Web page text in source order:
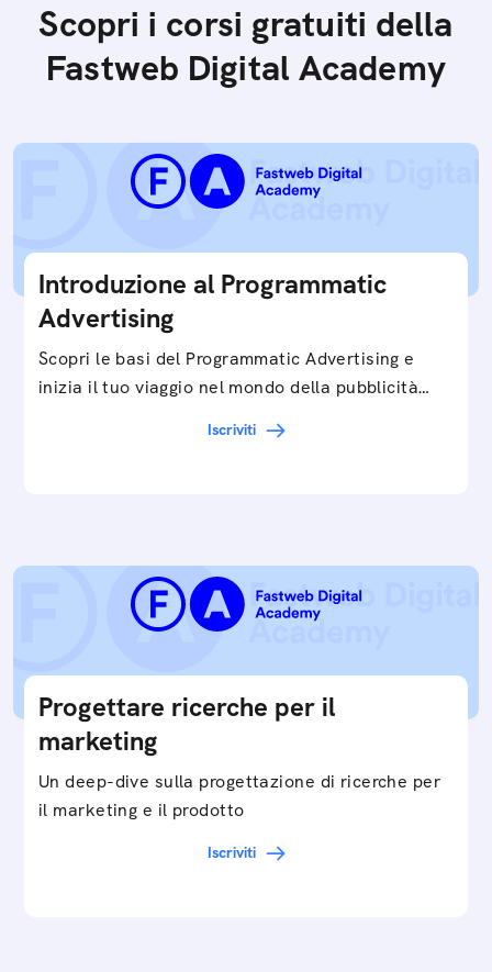
Scopri i corsi gratuiti della
Fastweb Digital Academy
Introduzione al Programmatic
Advertising
Scopri le basi del Programmatic Advertising e
inizia il tuo viaggio nel mondo della pubblicità
Iscriviti
Progettare ricerche per il
marketing
Un deep-dive sulla progettazione di ricerche per
il marketing e il prodotto
Iscriviti